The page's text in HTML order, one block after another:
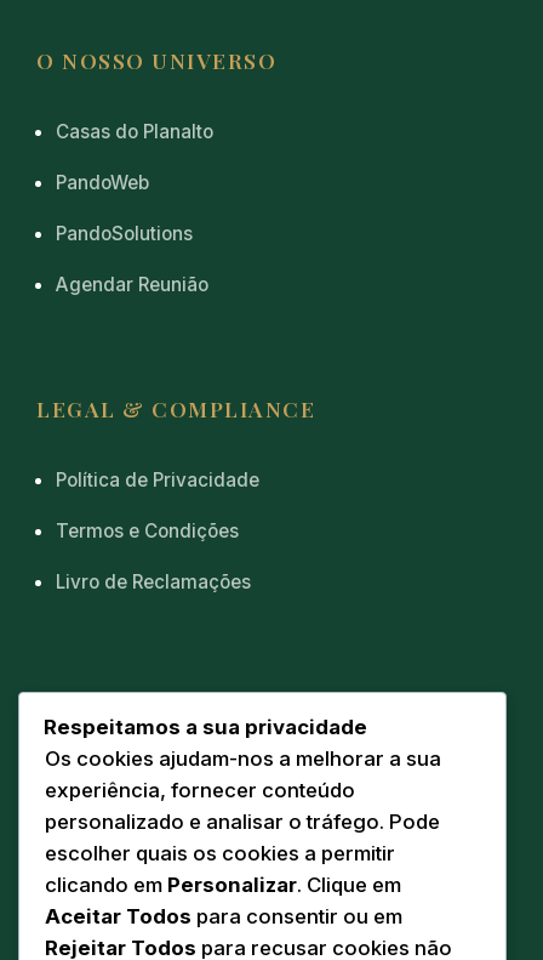
O NOSSO UNIVERSO
Casas do Planalto
PandoWeb
PandoSolutions
Agendar Reunião
LEGAL & COMPLIANCE
Política de Privacidade
Termos e Condições
Livro de Reclamações
Sede
Av. Eng. Duarte Pacheco 20 A
5160-218 Torre de Moncorvo
✉️ Comunicação
geral@pandodasilva.pt
Respeitamos a sua privacidade
Os cookies ajudam-nos a melhorar a sua
experiência, fornecer conteúdo
personalizado e analisar o tráfego. Pode
escolher quais os cookies a permitir
clicando em Personalizar. Clique em
Aceitar Todos para consentir ou em
Rejeitar Todos para recusar cookies não